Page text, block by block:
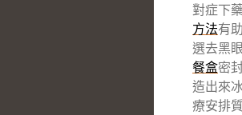
對症下
方法有
選去黑
餐盒密
造出來
療安排